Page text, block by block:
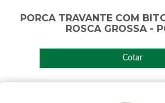
PORCA TRAVANTE COM
ROSCA GROSSA -
Cotar